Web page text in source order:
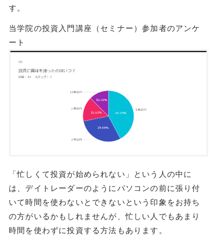
す。
当学院の投資入門講座（セミナー）参加者のアンケ
ート
「忙しくて投資が始められない」という人の中に
は、デイトレーダーのようにパソコンの前に張り付
いて時間を使わないとできないという印象をお持ち
の方がいるかもしれませんが、忙しい人でもあまり
時間を使わずに投資する方法もあります。